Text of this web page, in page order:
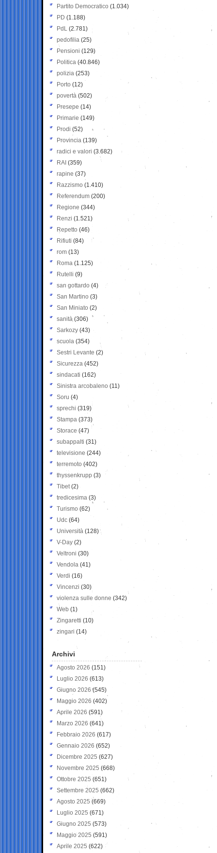
Partito Democratico (1.034)
PD (1.188)
PdL (2.781)
pedofilia (25)
Pensioni (129)
Politica (40.846)
polizia (253)
Porto (12)
povertà (502)
Presepe (14)
Primarie (149)
Prodi (52)
Provincia (139)
radici e valori (3.682)
RAI (359)
rapine (37)
Razzismo (1.410)
Referendum (200)
Regione (344)
Renzi (1.521)
Repetto (46)
Rifiuti (84)
rom (13)
Roma (1.125)
Rutelli (9)
san gottardo (4)
San Martino (3)
San Miniato (2)
sanità (306)
Sarkozy (43)
scuola (354)
Sestri Levante (2)
Sicurezza (452)
sindacati (162)
Sinistra arcobaleno (11)
Soru (4)
sprechi (319)
Stampa (373)
Storace (47)
subappalti (31)
televisione(244)
terremoto (402)
thyssenkrupp (3)
Tibet(2)
tredicesima (3)
Turismo (62)
Udc (64)
Università (128)
V-Day (2)
Veltroni (30)
Vendola (41)
Verdi (16)
Vincenzi (30)
violenza sulle donne (342)
Web (1)
Zingaretti (10)
zingari (14)
Archivi
Agosto 2026 (151)
Luglio 2026 (613)
Giugno 2026 (545)
Maggio 2026 (402)
Aprile 2026 (591)
Marzo 2026 (641)
Febbraio 2026 (617)
Gennaio 2026 (652)
Dicembre 2025 (627)
Novembre 2025 (668)
Ottobre 2025 (651)
Settembre 2025 (662)
Agosto 2025 (669)
Luglio 2025 (671)
Giugno 2025 (573)
Maggio 2025 (591)
Aprile 2025 (622)